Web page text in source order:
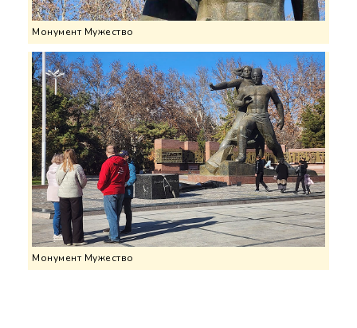
Монумент Мужество
Монумент Мужество